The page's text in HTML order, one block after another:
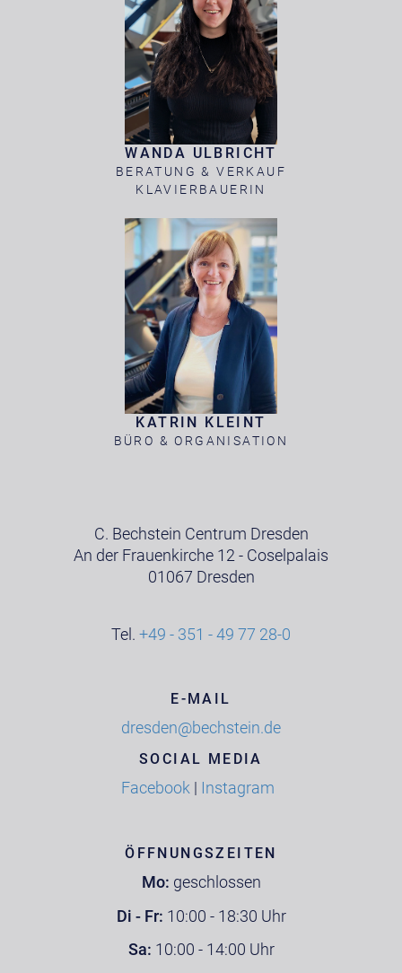
WANDA ULBRICHT
BERATUNG & VERKAUF
KLAVIERBAUERIN
KATRIN KLEINT
BÜRO & ORGANISATION
C. Bechstein Centrum Dresden
An der Frauenkirche 12 - Coselpalais
01067 Dresden
Tel. +49 - 351 - 49 77 28-0
E-MAIL
dresden@bechstein.de
SOCIAL MEDIA
Facebook| Instagram
ÖFFNUNGSZEITEN
Mo: geschlossen
Di - Fr: 10:00 - 18:30 Uhr
Sa: 10:00 - 14:00 Uhr